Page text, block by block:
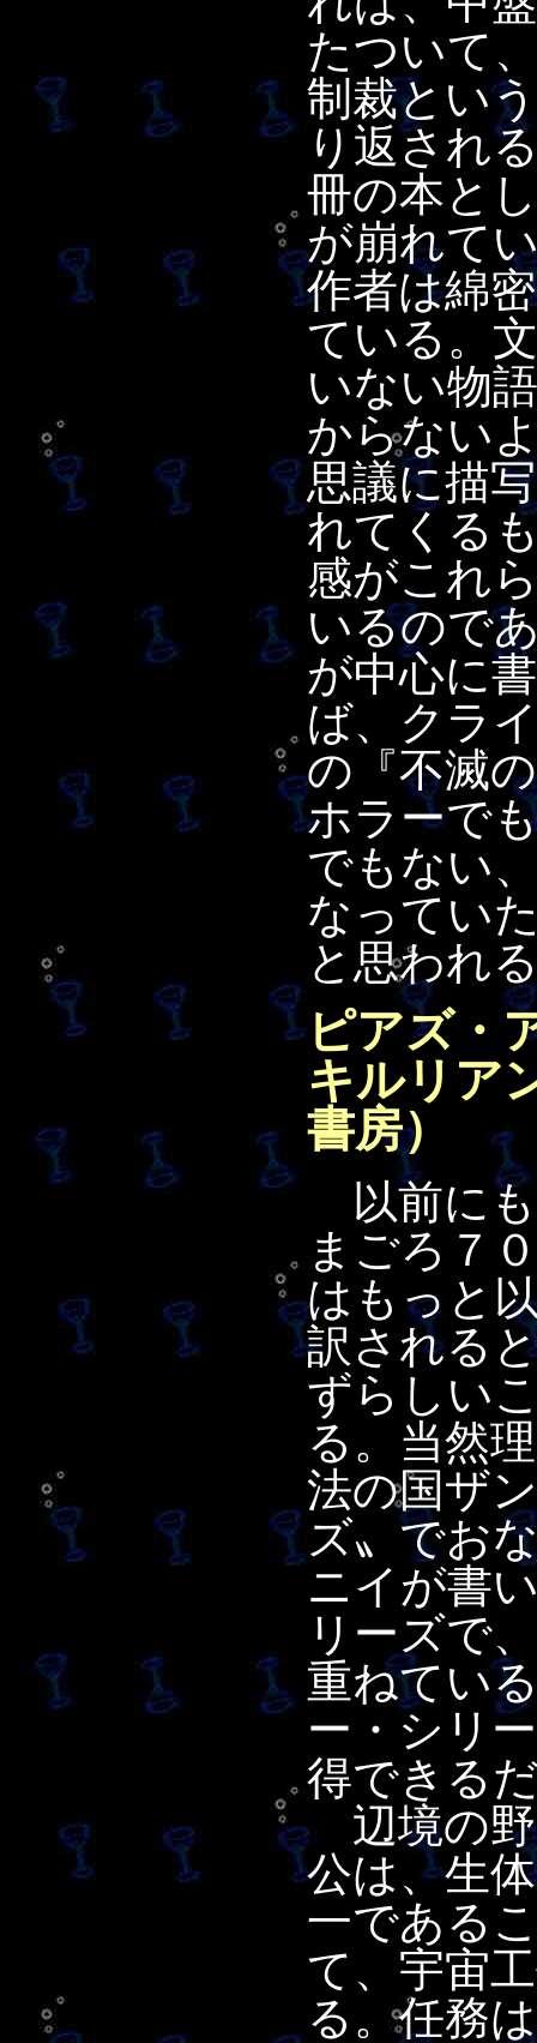
たついて
制裁とい
り返され
冊の本と
が崩れて
作者は綿
ている。
いない物
からない
思議に描
れてくる
感がこれ
いるので
が中心に
ば、クラ
の『不滅
ホラーで
でもない
なってい
と思われ
ピアズ・
キルリア
書房）
以前に
まごろ７
はもっと
訳される
ずらしい
る。当然
法の国ザ
ズ〟でお
ニイが書
リーズで
重ねてい
ー・シリ
得できる
辺境の野
公は、生
一である
て、宇宙
る。任務